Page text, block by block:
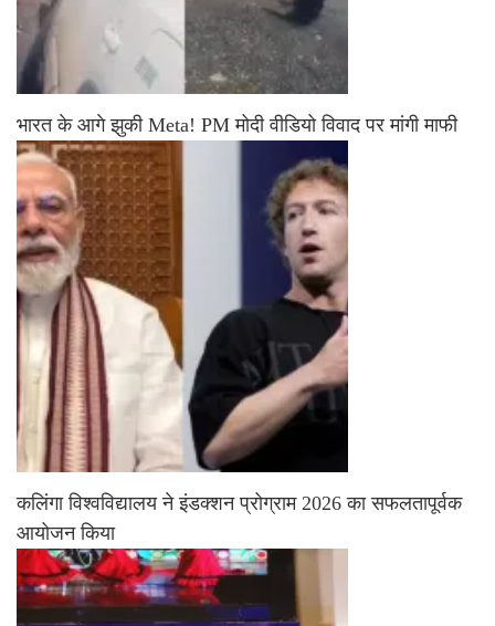
भारत के आगे झुकी Meta! PM मोदी वीडियो विवाद पर मांगी माफी
कलिंगा विश्वविद्यालय ने इंडक्शन प्रोग्राम 2026 का सफलतापूर्वक
आयोजन किया